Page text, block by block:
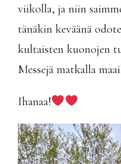
viikolla, ja niin
tänäkin keväänä
kultaisten kuonojen
Messejä matkalla
Ihanaa!